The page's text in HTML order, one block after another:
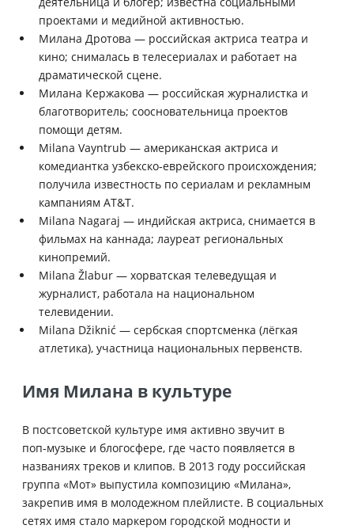
проектами и медийной активностью.
Милана Дротова — российская актриса театра и
кино; снималась в телесериалах и работает на
драматической сцене.
Милана Кержакова — российская журналистка и
благотворитель; соосновательница проектов
помощи детям.
Milana Vayntrub — американская актриса и
комедиантка узбекско‑еврейского происхождения;
получила известность по сериалам и рекламным
кампаниям AT&T.
Milana Nagaraj — индийская актриса, снимается в
фильмах на каннада; лауреат региональных
кинопремий.
Milana Žlabur — хорватская телеведущая и
журналист, работала на национальном
телевидении.
Milana Džiknić — сербская спортсменка (лёгкая
атлетика), участница национальных первенств.
Имя Милана в культуре
В постсоветской культуре имя активно звучит в
поп‑музыке и блогосфере, где часто появляется в
названиях треков и клипов. В 2013 году российская
группа «Мот» выпустила композицию «Милана»,
закрепив имя в молодежном плейлисте. В социальных
сетях имя стало маркером городской модности и